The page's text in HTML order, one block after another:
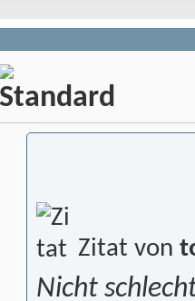
Zitat von
Nicht